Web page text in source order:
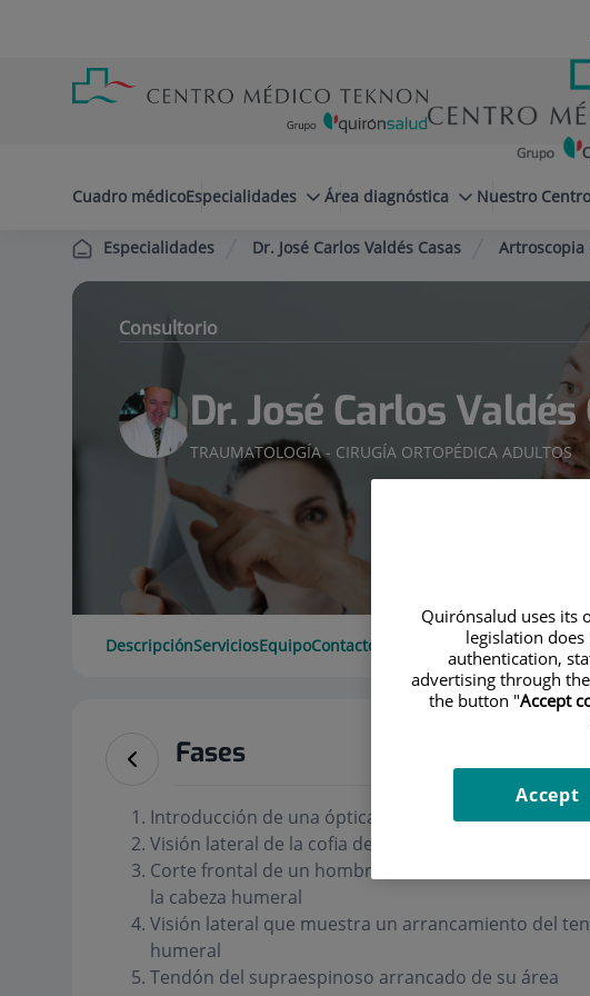
cabecera
Cuadro médicoEspecialidades Área diagnóstica Nuestro Centro
Especialidades Dr. José Carlos Valdés Casas Artroscopia
Consultorio
Dr. José Carlos Valdés
TRAUMATOLOGÍA - CIRUGÍA ORTOPÉDICA ADULTOS
DescripciónServiciosEquipoContacto
Fases
Introducción de una óptica para visualizar el
Visión lateral de la cofia de los rotadores
Corte frontal de un hombro normal a nivel de la
la cabeza humeral
Visión lateral que muestra un arrancamiento del
humeral
Tendón del supraespinoso arrancado de su área
Quirónsalud uses its
legislation
authentication,
advertising through
the button "Accept
Accept